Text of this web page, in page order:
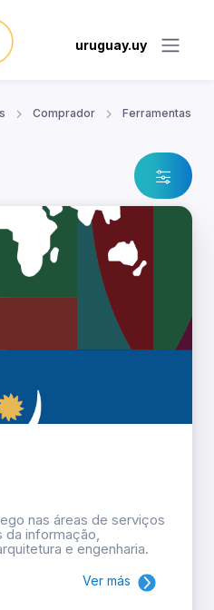
uruguay.uy
Comprador
Ferramentas
nas áreas de serviços
da informação,
e engenharia.
Ver más